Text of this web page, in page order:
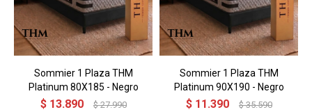
Sommier 1 Plaza THM
Platinum 80X185 - Negro
$ 13.890 $ 27.990
Sommier 1 Plaza THM
Platinum 90X190 - Negro
$ 11.390 $ 35.590